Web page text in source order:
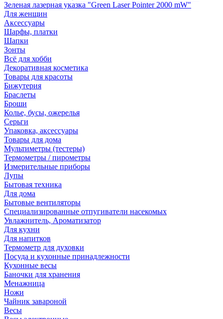
Зеленая лазерная указка "Green Laser Pointer 2000 mW"
Для женщин
Аксессуары
Шарфы, платки
Шапки
Зонты
Всё для хобби
Декоративная косметика
Товары для красоты
Бижутерия
Браслеты
Броши
Колье, бусы, ожерелья
Серьги
Упаковка, аксессуары
Товары для дома
Мультиметры (тестеры)
Термометры / пирометры
Измерительные приборы
Лупы
Бытовая техника
Для дома
Бытовые вентиляторы
Специализированные отпугиватели насекомых
Увлажнитель, Ароматизатор
Для кухни
Для напитков
Термометр для духовки
Посуда и кухонные принадлежности
Кухонные весы
Баночки для хранения
Менажница
Ножи
Чайник завароной
Весы